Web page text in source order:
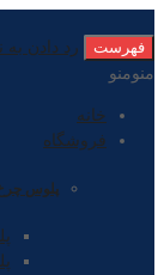
فهرست
رد دادن به
منومنو
خانه
فروشگاه
پلوس